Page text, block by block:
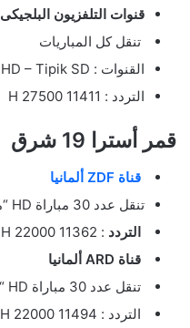
قنوات التلفزيون البلجيكى
تنقل كل المباريات
القنوات : La Une HD – Tipik SD
التردد : 11411 H 27500
قمر أسترا 19 شرق
قناة ZDF ألمانيا
تنقل عدد 30 مباراة HD “مجانا”
التردد : 11362 H 22000
قناة ARD ألمانيا
تنقل عدد 30 مباراة HD “مجانا”
التردد : 11494 H 22000